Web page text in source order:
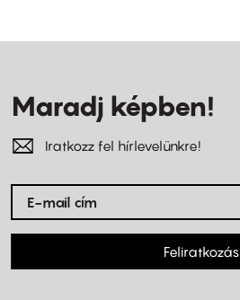
Maradj képben!
Iratkozz fel hírlevelünkre!
Feliratkozás